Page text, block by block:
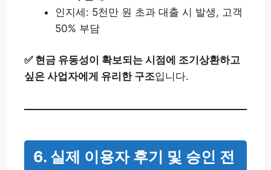
인지세: 5천만 원 초과 대출 시 발생, 고객
50% 부담
✅ 현금 유동성이 확보되는 시점에 조기상환하고
싶은 사업자에게 유리한 구조입니다.
6. 실제 이용자 후기 및 승인 전